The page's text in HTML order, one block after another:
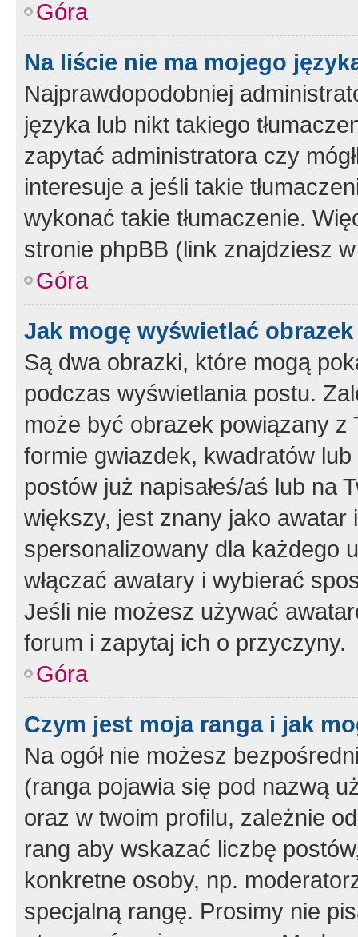
Góra
Na liście nie ma mojego
Najprawdopodobniej
języka lub nikt takiego
zapytać administratora czy
interesuje a jeśli takie
wykonać takie tłumaczenie.
stronie phpBB (link znajdziesz
Góra
Jak mogę wyświetlać
Są dwa obrazki, które mogą
podczas wyświetlania postu.
może być obrazek powiązany z
formie gwiazdek, kwadratów
postów już napisałeś/aś lub na
większy, jest znany jako
spersonalizowany dla każdego
włączać awatary i wybierać
Jeśli nie możesz używać
forum i zapytaj ich o przyczyny.
Góra
Czym jest moja ranga i jak
Na ogół nie możesz
(ranga pojawia się pod nazwą
oraz w twoim profilu, zależnie
rang aby wskazać liczbę
konkretne osoby, np.
specjalną rangę. Prosimy nie